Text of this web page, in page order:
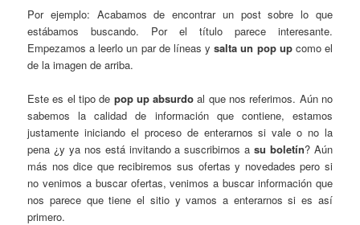
Por ejemplo: Acabamos de encontrar un post sobre lo que
estábamos buscando. Por el título parece interesante.
Empezamos a leerlo un par de líneas y salta un pop upcomo el
de la imagen de arriba.
Este es el tipo de pop up absurdo al que nos referimos. Aún no
sabemos la calidad de información que contiene, estamos
justamente iniciando el proceso de enterarnos si vale o no la
pena ¿y ya nos está invitando a suscribirnos asu boletín? Aún
más nos dice que recibiremos sus ofertas y novedades pero si
no venimos a buscar ofertas, venimos a buscar información que
nos parece que tiene el sitio y vamos a enterarnos si es así
primero.